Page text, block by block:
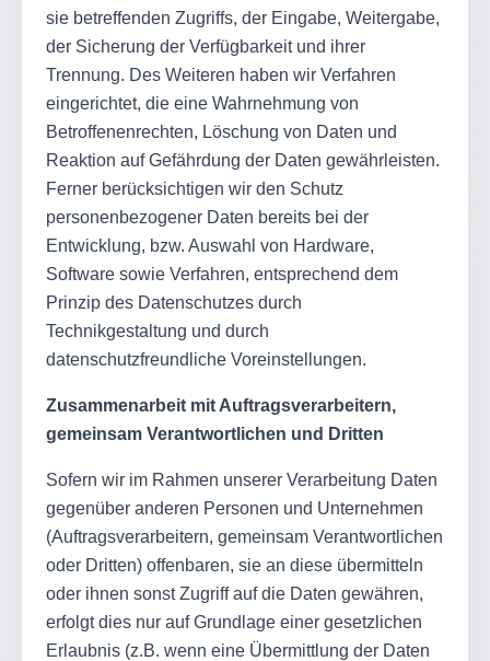
sie betreffenden Zugriffs, der Eingabe, Weitergabe,
der Sicherung der Verfügbarkeit und ihrer
Trennung. Des Weiteren haben wir Verfahren
eingerichtet, die eine Wahrnehmung von
Betroffenenrechten, Löschung von Daten und
Reaktion auf Gefährdung der Daten gewährleisten.
Ferner berücksichtigen wir den Schutz
personenbezogener Daten bereits bei der
Entwicklung, bzw. Auswahl von Hardware,
Software sowie Verfahren, entsprechend dem
Prinzip des Datenschutzes durch
Technikgestaltung und durch
datenschutzfreundliche Voreinstellungen.
Zusammenarbeit mit Auftragsverarbeitern,
gemeinsam Verantwortlichen und Dritten
Sofern wir im Rahmen unserer Verarbeitung Daten
gegenüber anderen Personen und Unternehmen
(Auftragsverarbeitern, gemeinsam Verantwortlichen
oder Dritten) offenbaren, sie an diese übermitteln
oder ihnen sonst Zugriff auf die Daten gewähren,
erfolgt dies nur auf Grundlage einer gesetzlichen
Erlaubnis (z.B. wenn eine Übermittlung der Daten